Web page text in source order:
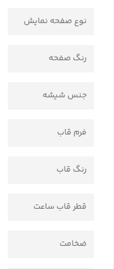
نوع صفحه نمایش
رنگ صفحه
جنس شیشه
فرم قاب
رنگ قاب
قطر قاب ساعت
ضخامت